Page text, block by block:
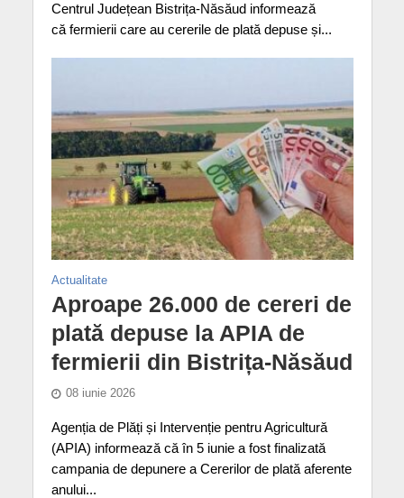
Centrul Județean Bistrița-Năsăud informează
că fermierii care au cererile de plată depuse și...
Actualitate
Aproape 26.000 de cereri de
plată depuse la APIA de
fermierii din Bistrița-Năsăud
08 iunie 2026
Agenția de Plăți și Intervenție pentru Agricultură
(APIA) informează că în 5 iunie a fost finalizată
campania de depunere a Cererilor de plată aferente
anului...